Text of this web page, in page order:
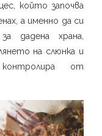
който започва
а именно да си
дадена храна,
на слюнка и
от